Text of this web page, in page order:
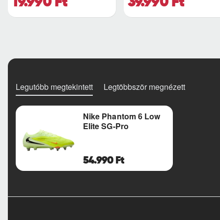
Legutóbb megtekintett Legtöbbször megnézett
Nike Phantom 6 Low
Elite SG-Pro
54.990 Ft